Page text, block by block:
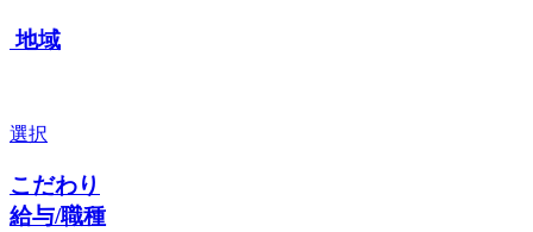
地域
選択
こだわり
給与/職種